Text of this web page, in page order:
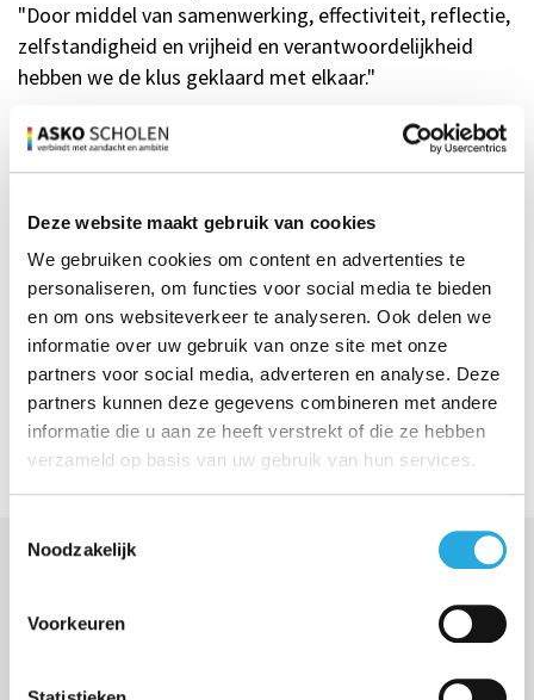
Deze website maakt gebruik van cookies
We gebruiken cookies om content en advertenties te
personaliseren, om functies voor social media te bieden
en om ons websiteverkeer te analyseren. Ook delen we
informatie over uw gebruik van onze site met onze
partners voor social media, adverteren en analyse. Deze
partners kunnen deze gegevens combineren met andere
informatie die u aan ze heeft verstrekt of die ze hebben
verzameld op basis van uw gebruik van hun services.
Noodzakelijk
Voorkeuren
"Door middel van samenwerking, effectiviteit, reflectie,
zelfstandigheid en vrijheid en verantwoordelijkheid
hebben we de klus geklaard met elkaar."
Gefeliciteerd team Huibersschool!
Volg jij ons al?
Volg ons op Linkedin